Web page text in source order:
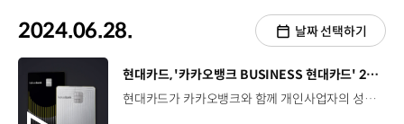
2024.06.28. 날짜 선택하기
[동영상]
현대카드, '카카오뱅크 BUSINESS 현대카드' 2종 공개
현대카드가 카카오뱅크와 함께 개인사업자의 성공적인 사업지원을 위한 ‘카카오뱅크 BUSINESS 현대카드’ 2종을 공개했습니다. ‘카카오뱅크 BUSINESS 현대카드’와 ‘카카오뱅크 BUSINESS 현대카드 PRIME’은 사업자에 최적화된 혜택과 데이터 사이언스 기반의 사업 지원 서비스에 더해 금리 우대 혜택과 프리미엄 혜택까지 담았습니다. 카카오뱅크가 선보인 개인사업자 대상 카드 중 처음으로 금리 우대 혜택을 제공해 카카오뱅크 사업자 대출을 이용하는 고객들의 이자 부담을 덜어줄 수 있을 것으로 기대됩니다. 한편 현대카드와 카카오뱅크는 다음 달 31일까지 카드 발급을 완료한 고객 5천 명에게 추첨을 통해 3만 원을 캐시백해주는 등 다양한 이벤트를 실시하는데요, 자세한 내용은 카카오뱅크 앱에서 확인할 수 있습니다.